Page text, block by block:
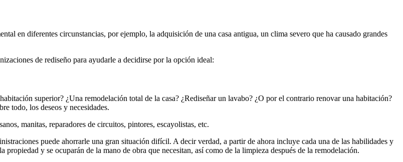
en diferentes circunstancias, por ejemplo, la adquisición de una casa antigua, un clima severo que ha causado grandes
de rediseño para ayudarle a decidirse por la opción ideal:
superior? ¿Una remodelación total de la casa? ¿Rediseñar un lavabo? ¿O por el contrario renovar una habitación?
todo, los deseos y necesidades.
manitas, reparadores de circuitos, pintores, escayolistas, etc.
puede ahorrarle una gran situación difícil. A decir verdad, a partir de ahora incluye cada una de las habilidades y
y se ocuparán de la mano de obra que necesitan, así como de la limpieza después de la remodelación.